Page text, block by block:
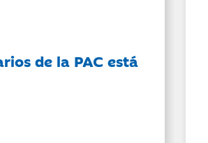
de la PAC está